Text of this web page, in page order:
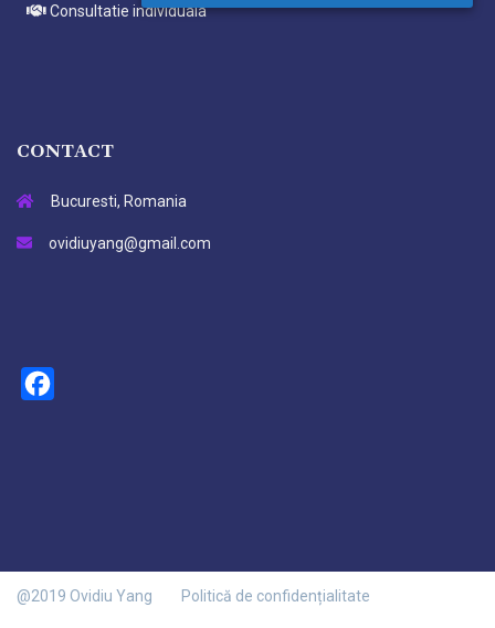
Consultatie individuala
CONTACT
Bucuresti, Romania
ovidiuyang@gmail.com
@2019 Ovidiu Yang Politică de confidențialitate